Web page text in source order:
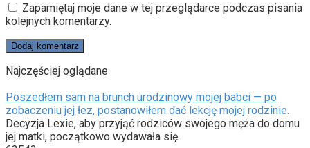
Zapamiętaj moje dane w tej przeglądarce podczas pisania
kolejnych komentarzy.
Najczęściej oglądane
Poszedłem sam na brunch urodzinowy mojej babci — po
zobaczeniu jej łez, postanowiłem dać lekcję mojej rodzinie.
Decyzja Lexie, aby przyjąć rodziców swojego męża do domu
jej matki, początkowo wydawała się